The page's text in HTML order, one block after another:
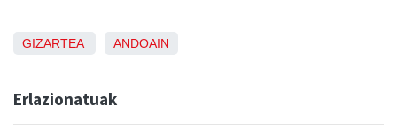
GIZARTEA ANDOAIN
Erlazionatuak